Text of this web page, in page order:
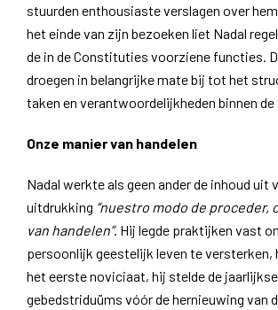
stuurden enthousiaste verslagen over
het einde van zijn bezoeken liet Nadal
de in de Constituties voorziene functies.
droegen in belangrijke mate bij tot het
taken en verantwoordelijkheden binnen de
Onze manier van handelen
Nadal werkte als geen ander de inhoud uit
uitdrukking “nuestro modo de proceder,
van handelen”. Hij legde praktijken vast
persoonlijk geestelijk leven te versterken,
het eerste noviciaat, hij stelde de jaarlijkse
gebedstriduüms vóór de hernieuwing van